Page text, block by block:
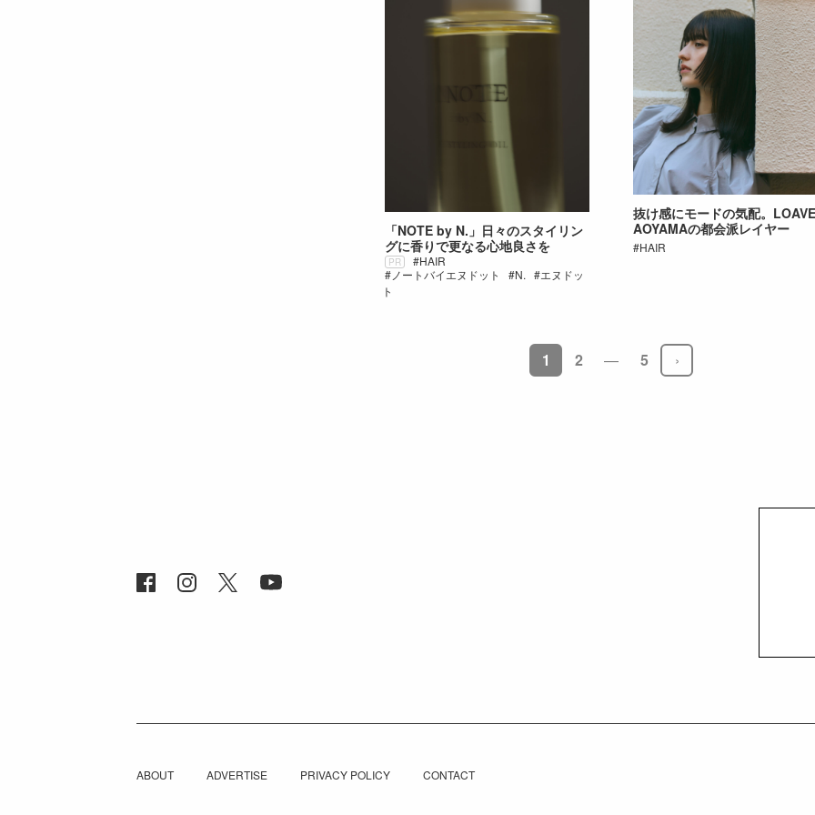
「NOTE by N.」日々のスタイリン
グに香りで更なる心地良さを
PR
HAIR
ノートバイエヌドット
N.
エヌドッ
ト
抜け感にモードの気配。LOAVE
AOYAMAの都会派レイヤー
HAIR
1 2 5
ABOUT ADVERTISE PRIVACY POLICY CONTACT